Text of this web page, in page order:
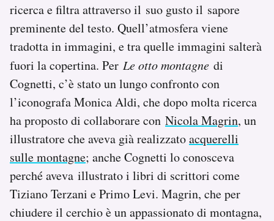
ricerca e filtra attraverso il suo gusto il sapore
preminente del testo. Quell’atmosfera viene
tradotta in immagini, e tra quelle immagini salterà
fuori la copertina. Per Le otto montagne di
Cognetti, c’è stato un lungo confronto con
l’iconografa Monica Aldi, che dopo molta ricerca
ha proposto di collaborare con Nicola Magrin, un
illustratore che aveva già realizzatoacquerelli
sulle montagne; anche Cognetti lo conosceva
perché aveva illustrato i libri di scrittori come
Tiziano Terzani e Primo Levi. Magrin, che per
chiudere il cerchio è un appassionato di montagna,